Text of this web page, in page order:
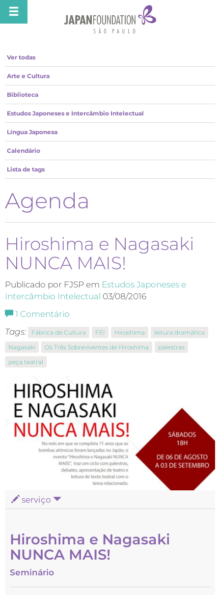
Ver todas
Arte e Cultura
Biblioteca
Estudos Japoneses e Intercâmbio Intelectual
Língua Japonesa
Calendário
Lista de tags
Agenda
Hiroshima e Nagasaki
NUNCA MAIS!
Publicado por FJSP em Estudos Japoneses e
Intercâmbio Intelectual 03/08/2016
1 Comentário
Tags:
Fábrica de Cultura FEI Hiroshima
leitura dramática
Nagasaki
Os Três Sobreviventes de Hiroshima
palestras
peça teatral
serviço
Hiroshima e Nagasaki
NUNCA MAIS!
Seminário